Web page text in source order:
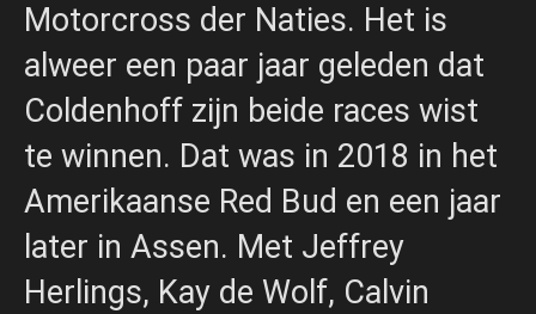
Motorcross der Naties. Het is
alweer een paar jaar geleden dat
Coldenhoff zijn beide races wist
te winnen. Dat was in 2018 in het
Amerikaanse Red Bud en een jaar
later in Assen. Met Jeffrey
Herlings, Kay de Wolf, Calvin